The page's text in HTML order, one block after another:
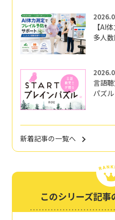
【AI
多人
言語
パズ
新着記事の一覧へ
このシリーズ記